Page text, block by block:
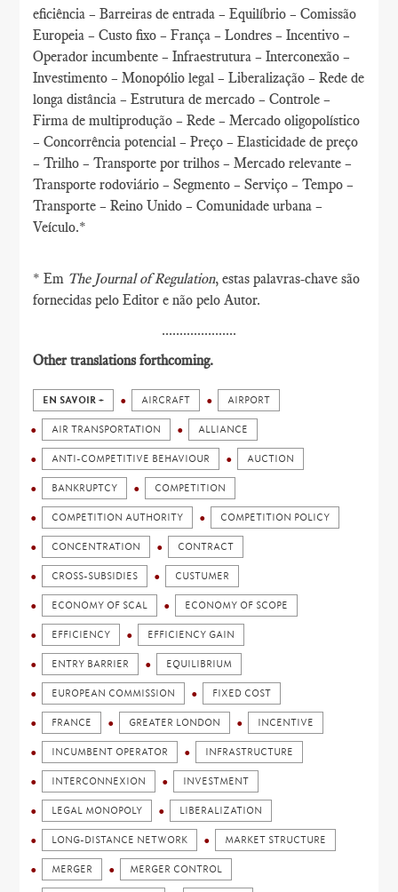
eficiência – Barreiras de entrada – Equilíbrio – Comissão
Europeia – Custo fixo – França – Londres – Incentivo –
Operador incumbente – Infraestrutura – Interconexão –
Investimento – Monopólio legal – Liberalização – Rede de
longa distância – Estrutura de mercado – Controle –
Firma de multiprodução – Rede – Mercado oligopolístico
– Concorrência potencial – Preço – Elasticidade de preço
– Trilho – Transporte por trilhos – Mercado relevante –
Transporte rodoviário – Segmento – Serviço – Tempo –
Transporte – Reino Unido – Comunidade urbana –
Veículo.*
* Em The Journal of Regulation, estas palavras-chave são
fornecidas pelo Editor e não pelo Autor.
.....................
Other translations forthcoming.
EN SAVOIR + AIRCRAFT AIRPORT
AIR TRANSPORTATION ALLIANCE
ANTI-COMPETITIVE BEHAVIOUR AUCTION
BANKRUPTCY COMPETITION
COMPETITION AUTHORITY COMPETITION POLICY
CONCENTRATION CONTRACT
CROSS-SUBSIDIES CUSTUMER
ECONOMY OF SCAL ECONOMY OF SCOPE
EFFICIENCY EFFICIENCY GAIN
ENTRY BARRIER EQUILIBRIUM
EUROPEAN COMMISSION FIXED COST
FRANCE GREATER LONDON INCENTIVE
INCUMBENT OPERATOR INFRASTRUCTURE
INTERCONNEXION INVESTMENT
LEGAL MONOPOLY LIBERALIZATION
LONG-DISTANCE NETWORK MARKET STRUCTURE
MERGER MERGER CONTROL